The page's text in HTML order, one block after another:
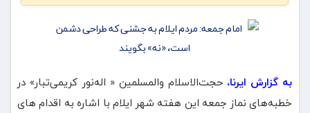
به گزارش ایرنا، حجت‌الاسلام والمسلمین « اله‌نور کریمی‌تبار» در
خطبه‌های نماز جمعه این هفته شهر ایلام با اشاره به اقدام های